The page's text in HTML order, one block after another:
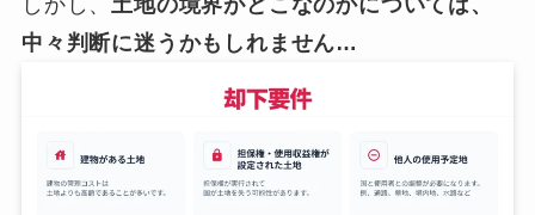
しかし、土地の境界がどこなのかについては、
中々判断に迷うかもしれません…